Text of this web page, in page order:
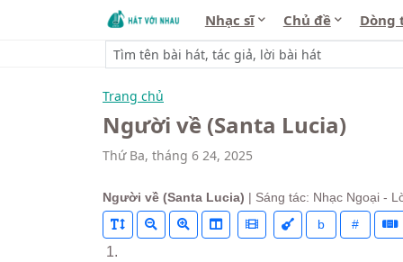
Nhạc sĩ Chủ đề Dòng
Trang chủ
Người về (Santa Lucia)
Thứ Ba, tháng 6 24, 2025
Người về (Santa Lucia) | Sáng tác: Nhạc Ngoại -
b
#
1.